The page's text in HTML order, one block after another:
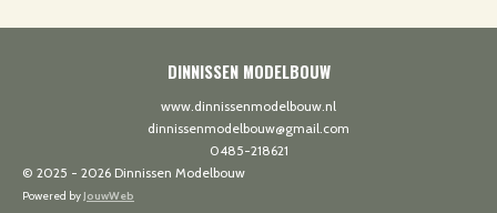
DINNISSEN MODELBOUW
www.dinnissenmodelbouw.nl
dinnissenmodelbouw@gmail.com
0485-218621
© 2025 - 2026 Dinnissen Modelbouw
Powered byJouwWeb